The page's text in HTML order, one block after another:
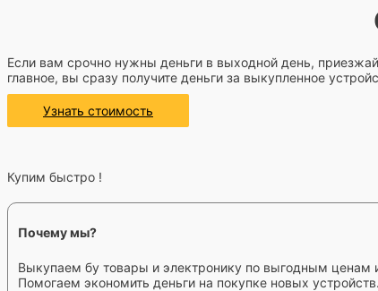
Если вам срочно нужны деньги в выходной день,
главное, вы сразу получите деньги за выкупленное
Узнать стоимость
Купим быстро !
Почему мы?
Выкупаем бу товары и электронику по выгодным ценам
Помогаем экономить деньги на покупке новых устройств.